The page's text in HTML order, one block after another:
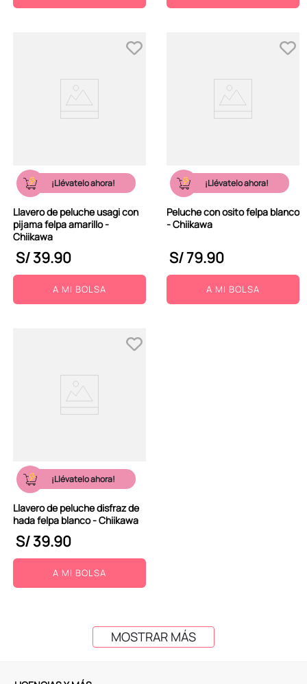
¡Llévatelo ahora!
Llavero de peluche usagi con
pijama felpa amarillo -
Chiikawa
S/39.90
A MI BOLSA
¡Llévatelo ahora!
Peluche con osito felpa blanco
- Chiikawa
S/79.90
A MI BOLSA
¡Llévatelo ahora!
Llavero de peluche disfraz de
hada felpa blanco - Chiikawa
S/39.90
A MI BOLSA
MOSTRAR MÁS